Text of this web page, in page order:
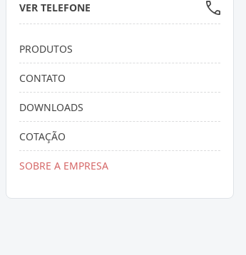
VER TELEFONE
PRODUTOS
CONTATO
DOWNLOADS
COTAÇÃO
SOBRE A EMPRESA